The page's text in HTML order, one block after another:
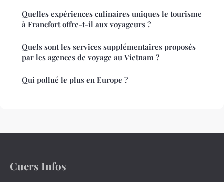
Quelles expériences culinaires uniques le tourisme
à Francfort offre-t-il aux voyageurs ?
Quels sont les services supplémentaires proposés
par les agences de voyage au Vietnam ?
Qui pollué le plus en Europe ?
Cuers Infos